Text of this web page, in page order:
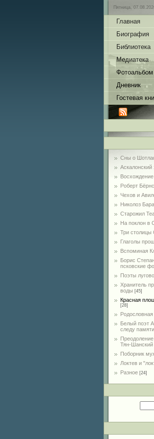
Пятница,
Главная
Биография
Библиотека
Медиатека
Фотоальбом
Дневник
Гостевая
Сны о
Аскалонский
Роберт Бёрнс
Чехов и
Николоз
Cтарожил
На поклон в
Три столицы
Глаголы
Вспоминая
Борис
псковские
Поэты
Хранитель
воды [45]
Красная
[28]
Родословная
Белый поэт
следу памяти
Тян-Шанский
Поборник
Локтев и
Разное [24]